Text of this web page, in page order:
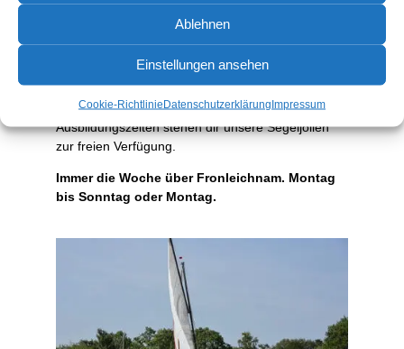
Ablehnen
Einstellungen ansehen
Cookie-RichtlinieDatenschutzerklärungImpressum
gemütlicher Runde die eventuell noch geforderten
Die praktische Ausbildung und Prüfung Motor für
den Sportbootführerschein See und Binnen ist
ebenfalls möglich. Außerhalb der
Ausbildungszeiten stehen dir unsere Segeljollen
zur freien Verfügung.
Immer die Woche über Fronleichnam. Montag
bis Sonntag oder Montag.